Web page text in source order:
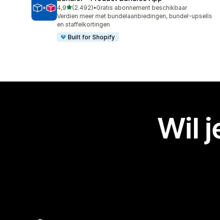
4,9van 5 sterren
(2.492)
2492 recensies in totaal
•Gratis abonnement beschikbaar
Verdien meer met bundelaanbiedingen, bundel-upsells
en staffelkortingen
Built for Shopify
Wil